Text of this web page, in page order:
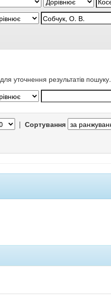
уточнення результатів пошуку.
| Сортування